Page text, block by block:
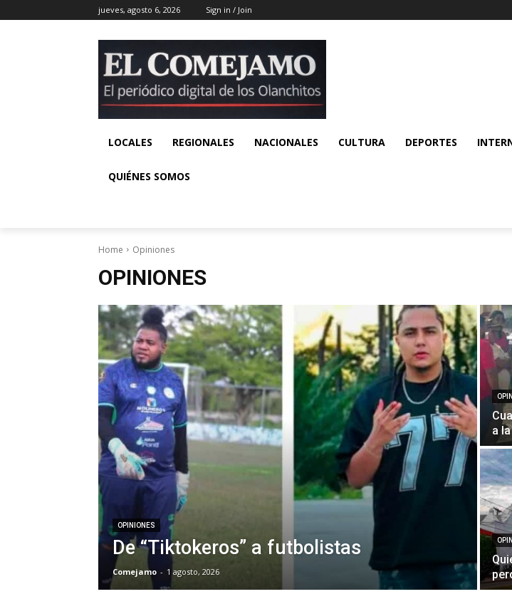
jueves, agosto 6, 2026 Sign in / Join
LOCALES REGIONALES NACIONALES CULTURA DEPORTES
QUIÉNES SOMOS
Home Opiniones
OPINIONES
OPINIONES
De “Tiktokeros” a futbolistas
Comejamo - 1 agosto, 2026
a